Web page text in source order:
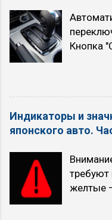
Кнопка
высшую
OFF") —
топлива
O/D (O/
Индикаторы и
японского авто.
требуют
желтые